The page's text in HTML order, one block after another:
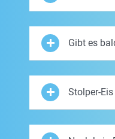
Gibt es
Stolper-Eis